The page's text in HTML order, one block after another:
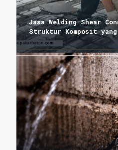
Jasa Welding Shear
Struktur Komposit